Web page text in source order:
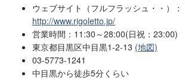
ウェブサイト（フルフラッシュ・・）：
http://www.rigoletto.jp/
営業時間：11:30～28:00(日祝：23:00)
東京都目黒区中目黒1-2-13 (地図)
03-5773-1241
中目黒から徒歩5分くらい